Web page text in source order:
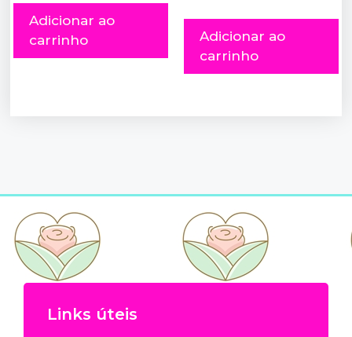
Adicionar ao
carrinho
Adicionar ao
carrinho
Links úteis